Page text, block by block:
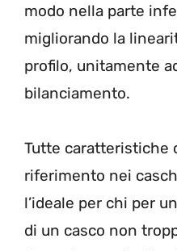
modo nella parte
migliorando la
profilo, unitamente
bilanciamento.
Tutte caratteristiche
riferimento nei
l’ideale per chi per
di un casco non